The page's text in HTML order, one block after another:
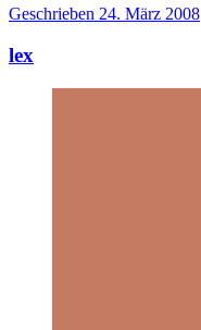
Geschrieben 24. März 2008
lex